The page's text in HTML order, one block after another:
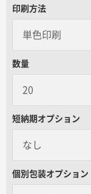
データ入稿ガイド
よくあるご質問
名入れグループサ
印刷方法
数量
短納期オプション
なし
個別包装オプション